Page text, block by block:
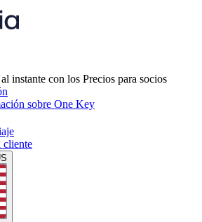
instante con los Precios para socios
sobre One Key
cliente